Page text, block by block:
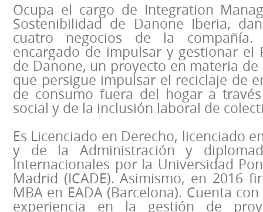
Ocupa el cargo de Integration
Sostenibilidad de Danone Iberia,
cuatro negocios de la
encargado de impulsar y gestionar el
de Danone, un proyecto en materia de
que persigue impulsar el reciclaje de
de consumo fuera del hogar a
social y de la inclusión laboral de
Es Licenciado en Derecho, licenciado
y de la Administración y
Internacionales por la Universidad
Madrid (ICADE). Asimismo, en 2016
MBA en EADA (Barcelona). Cuenta
experiencia en la gestión de